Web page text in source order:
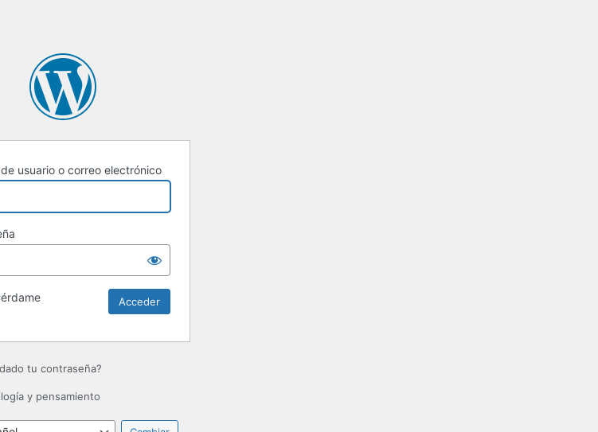
usuario o correo electrónico
tu contraseña?
y pensamiento